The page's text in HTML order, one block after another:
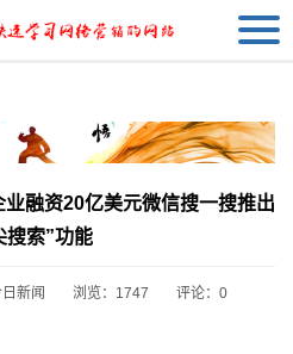
融资20亿美元微信搜一搜推出
搜索”功能
新闻 浏览：1747 评论：0